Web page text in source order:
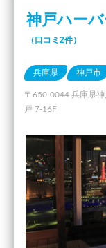
神戸ハー
（口コミ2件）
兵庫県 神戸市
〒650-0044 兵庫県
戸 7-16F